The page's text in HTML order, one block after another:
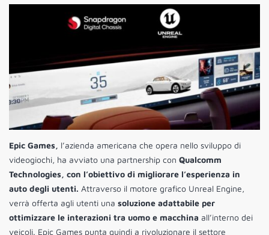
Epic Games, l’azienda americana che opera nello sviluppo di
videogiochi, ha avviato una partnership con Qualcomm
Technologies, con l’obiettivo di migliorare l’esperienza in
auto degli utenti. Attraverso il motore grafico Unreal Engine,
verrà offerta agli utenti una soluzione adattabile per
ottimizzare le interazioni tra uomo e macchina all’interno dei
veicoli. Epic Games punta quindi a rivoluzionare il settore